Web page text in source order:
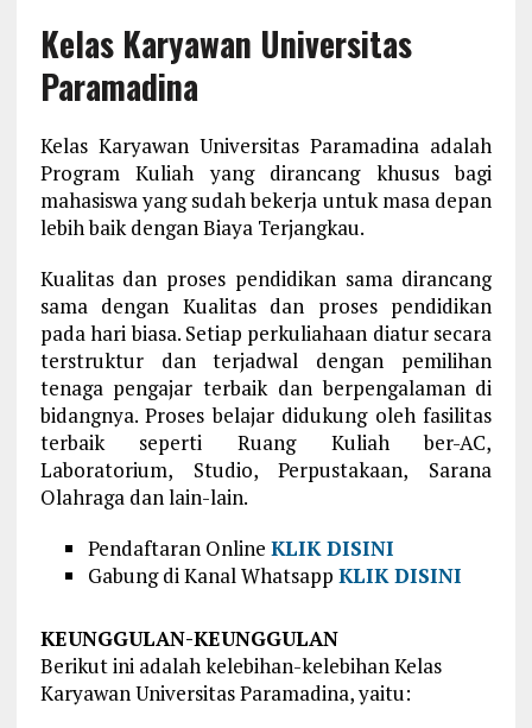
Kelas Karyawan Universitas
Paramadina
Kelas Karyawan Universitas Paramadina adalah
Program Kuliah yang dirancang khusus bagi
mahasiswa yang sudah bekerja untuk masa depan
lebih baik dengan Biaya Terjangkau.
Kualitas dan proses pendidikan sama dirancang
sama dengan Kualitas dan proses pendidikan
pada hari biasa. Setiap perkuliahaan diatur secara
terstruktur dan terjadwal dengan pemilihan
tenaga pengajar terbaik dan berpengalaman di
bidangnya. Proses belajar didukung oleh fasilitas
terbaik seperti Ruang Kuliah ber-AC,
Laboratorium, Studio, Perpustakaan, Sarana
Olahraga dan lain-lain.
Pendaftaran Online KLIK DISINI
Gabung di Kanal Whatsapp KLIK DISINI
KEUNGGULAN-KEUNGGULAN
Berikut ini adalah kelebihan-kelebihan Kelas
Karyawan Universitas Paramadina, yaitu: